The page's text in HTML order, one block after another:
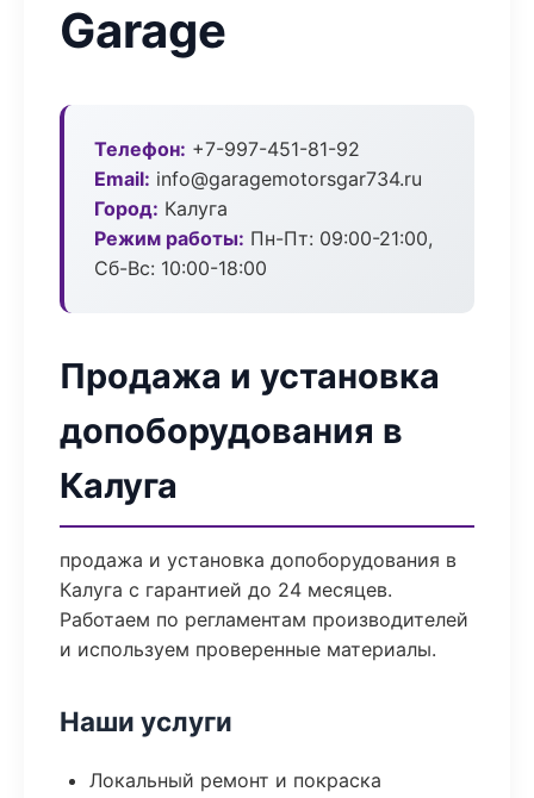
Garage
Телефон: +7-997-451-81-92
Email: info@garagemotorsgar734.ru
Город: Калуга
Режим работы: Пн-Пт: 09:00-21:00,
Сб-Вс: 10:00-18:00
Продажа и установка
допоборудования в
Калуга
продажа и установка допоборудования в
Калуга с гарантией до 24 месяцев.
Работаем по регламентам производителей
и используем проверенные материалы.
Наши услуги
Локальный ремонт и покраска